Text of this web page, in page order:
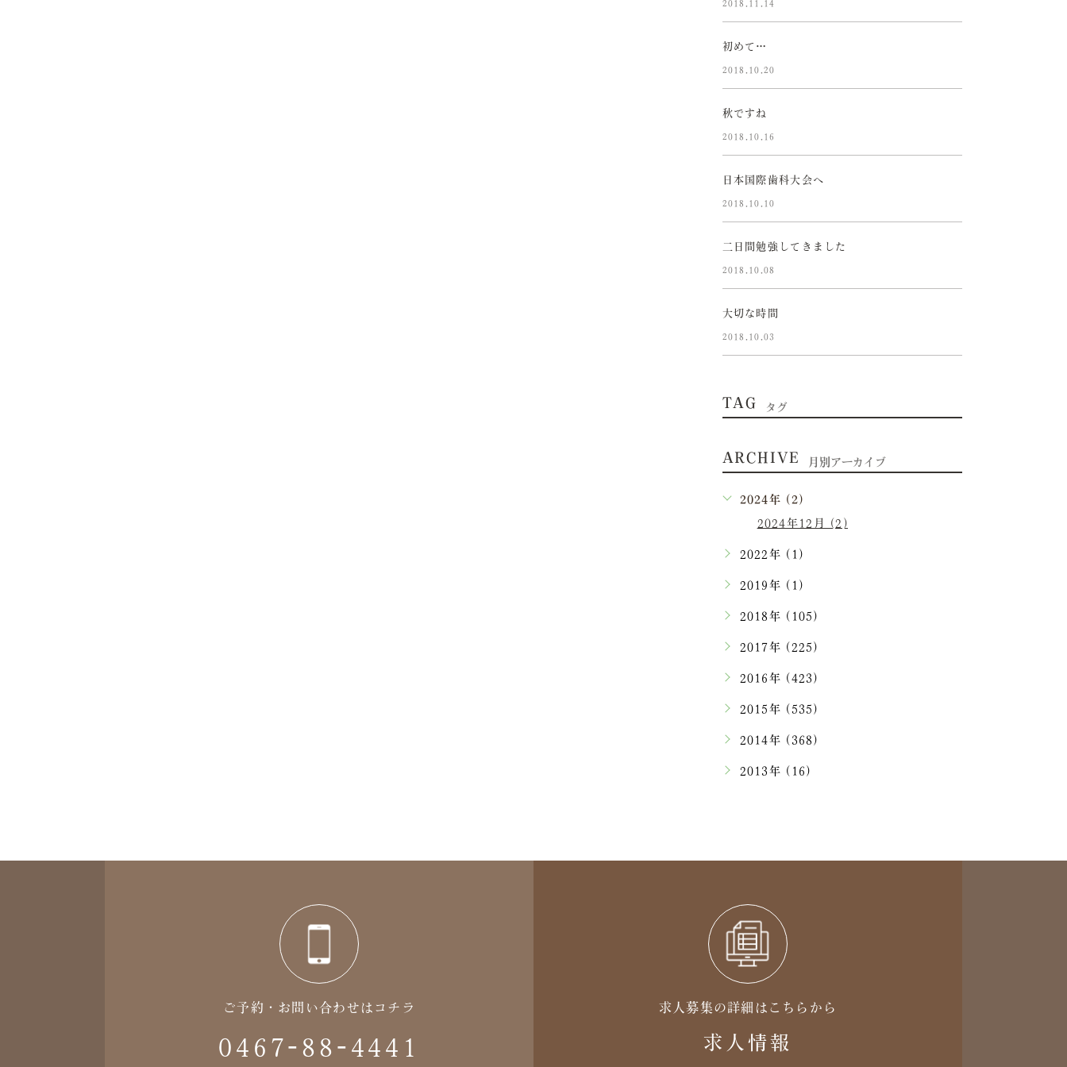
2018.11.14
初めて…
2018.10.20
秋ですね
2018.10.16
日本国際歯科大会へ
2018.10.10
二日間勉強してきました
2018.10.08
大切な時間
2018.10.03
TAG タグ
ARCHIVE 月別アーカイブ
2024年 (2)
2024年12月 (2)
2022年 (1)
2019年 (1)
2018年 (105)
2017年 (225)
2016年 (423)
2015年 (535)
2014年 (368)
2013年 (16)
ご予約・お問い合わせはコチラ
0467-88-4441
求人募集の詳細はこちらから
求人情報